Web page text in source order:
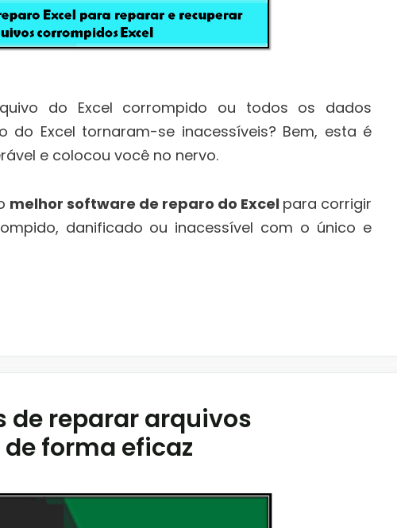
do Excel corrompido ou todos os dados
Excel tornaram-se inacessíveis? Bem, esta é
e colocou você no nervo.
melhor software de reparo do Excel para corrigir
danificado ou inacessível com o único e
de reparar arquivos
forma eficaz